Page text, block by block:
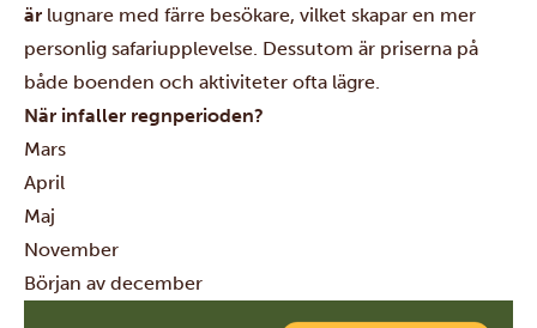
är lugnare med färre besökare, vilket skapar en mer
personlig safariupplevelse. Dessutom är priserna på
både boenden och aktiviteter ofta lägre.
När infaller regnperioden?
Mars
April
Maj
November
Början av december